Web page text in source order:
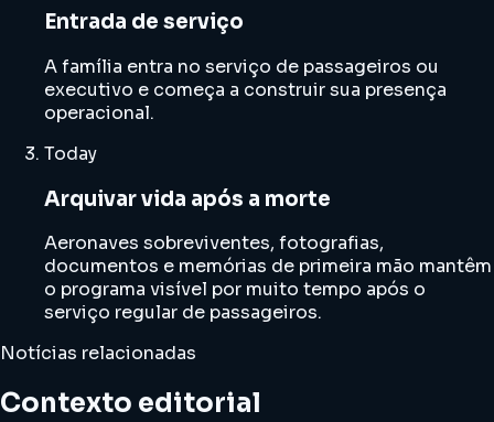
Entrada de serviço
A família entra no serviço de passageiros ou
executivo e começa a construir sua presença
operacional.
Today
Arquivar vida após a morte
Aeronaves sobreviventes, fotografias,
documentos e memórias de primeira mão mantêm
o programa visível por muito tempo após o
serviço regular de passageiros.
Notícias relacionadas
Contexto editorial